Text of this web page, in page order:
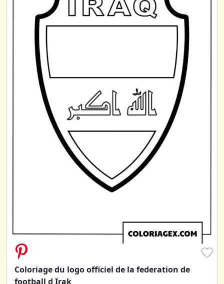
♥
Coloriage du logo officiel de la federation de
football d Irak